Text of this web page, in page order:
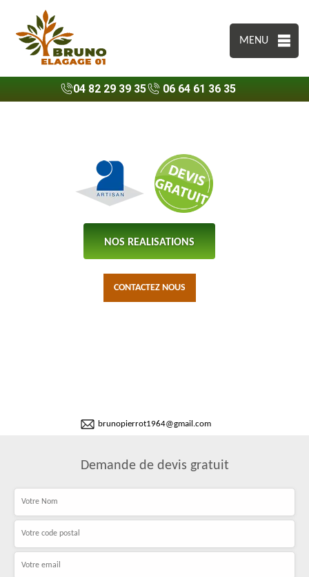
MENU
04 82 29 39 35 06 64 61 36 35
NOS REALISATIONS
CONTACTEZ NOUS
brunopierrot1964@gmail.com
Demande de devis gratuit